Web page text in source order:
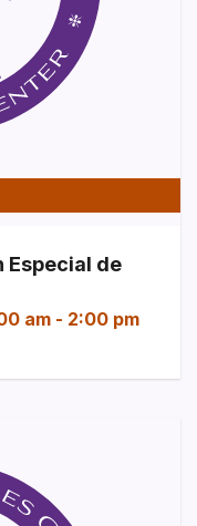
Especial de
am - 2:00 pm